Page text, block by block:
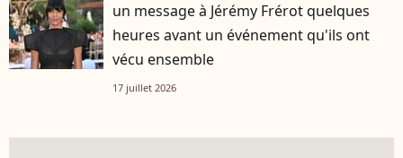
un message à Jérémy Frérot quelques
heures avant un événement qu'ils ont
vécu ensemble
17 juillet 2026